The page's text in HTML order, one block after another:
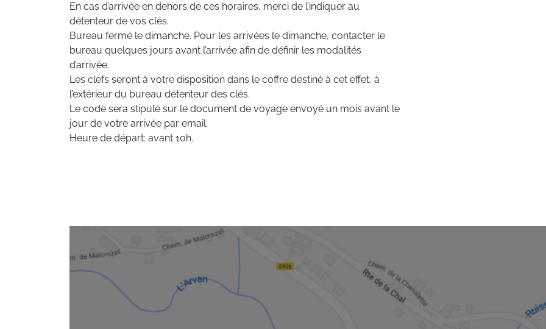
En cas d’arrivée en dehors de ces horaires, merci de l’indiquer au
détenteur de vos clés.
Bureau fermé le dimanche. Pour les arrivées le dimanche, contacter le
bureau quelques jours avant l’arrivée afin de définir les modalités
d’arrivée.
Les clefs seront à votre disposition dans le coffre destiné à cet effet, à
l’extérieur du bureau détenteur des clés.
Le code sera stipulé sur le document de voyage envoyé un mois avant le
jour de votre arrivée par email.
Heure de départ: avant 10h.